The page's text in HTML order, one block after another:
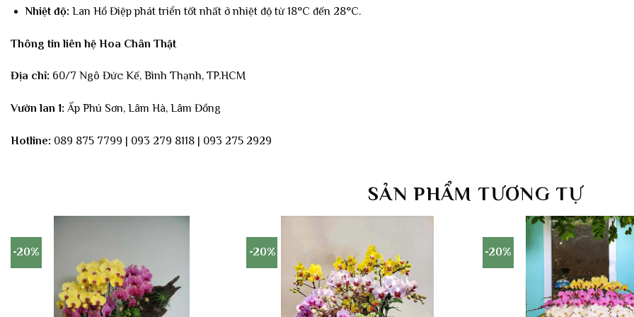
Nhiệt độ: Lan Hồ Điệp phát triển tốt nhất ở nhiệt độ từ 18°C đến 28°C.
Thông tin liên hệ Hoa Chân Thật
Địa chỉ: 60/7 Ngô Đức Kế, Bình Thạnh, TP.HCM
Vườn lan 1: Ấp Phú Sơn, Lâm Hà, Lâm Đồng
Hotline: 089 875 7799 | 093 279 8118 | 093 275 2929
SẢN PHẨM TƯƠNG TỰ
-20% -20% -20%